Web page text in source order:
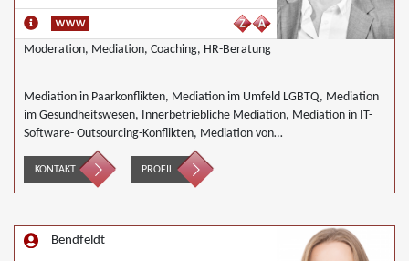
Moderation, Mediation, Coaching, HR-Beratung
Mediation in Paarkonflikten, Mediation im Umfeld LGBTQ, Mediation
im Gesundheitswesen, Innerbetriebliche Mediation, Mediation in IT-
Software- Outsourcing-Konflikten, Mediation von
Generationskonflikten, Mediation im öffentlichen Bereich, Mediation
bei Team- und Gruppenkonflikten, Mediation von
Unternehmensnachfolgen, Wirtschaftsmediation
KONTAKT PROFIL
Bendfeldt